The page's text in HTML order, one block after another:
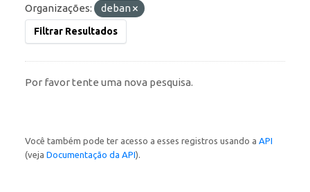
Organizações:
deban
Filtrar Resultados
Por favor tente uma nova pesquisa.
Você também pode ter acesso a esses registros usando a API
(veja Documentação da API).